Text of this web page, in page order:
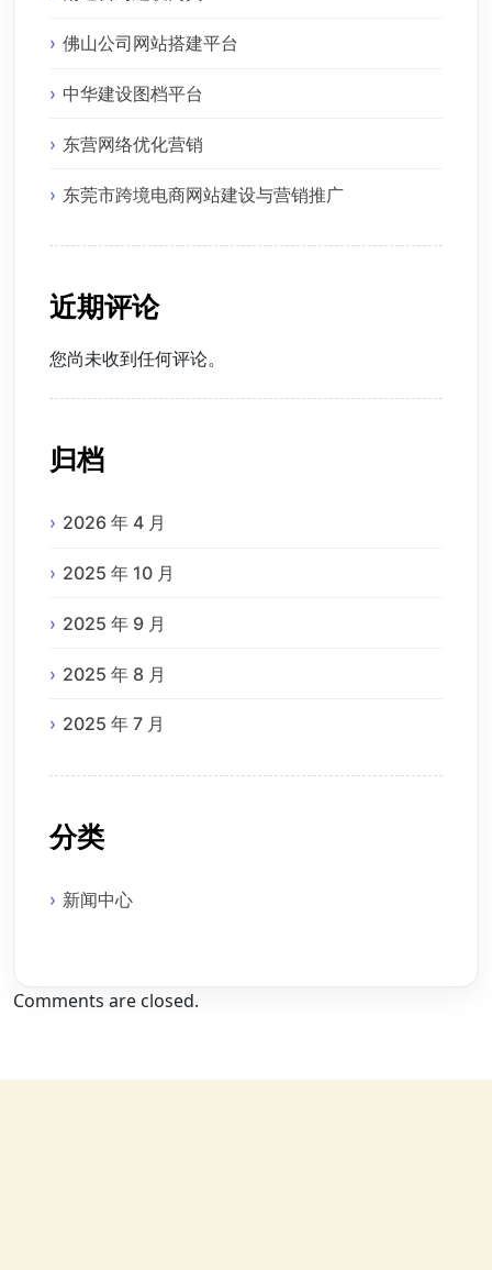
佛山公司网站搭建平台
中华建设图档平台
东营网络优化营销
东莞市跨境电商网站建设与营销推广
近期评论
您尚未收到任何评论。
归档
2026 年 4 月
2025 年 10 月
2025 年 9 月
2025 年 8 月
2025 年 7 月
分类
新闻中心
Comments are closed.